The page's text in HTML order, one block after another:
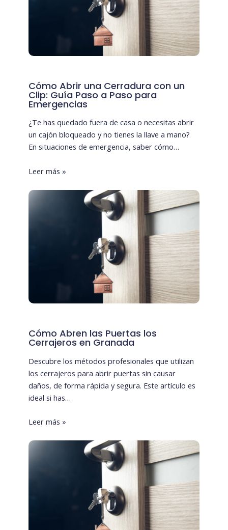
Cómo Abrir una Cerradura con un
Clip: Guía Paso a Paso para
Emergencias
¿Te has quedado fuera de casa o necesitas abrir
un cajón bloqueado y no tienes la llave a mano?
En situaciones de emergencia, saber cómo…
Leer más »
Cómo Abren las Puertas los
Cerrajeros en Granada
Descubre los métodos profesionales que utilizan
los cerrajeros para abrir puertas sin causar
daños, de forma rápida y segura. Este artículo es
ideal si has…
Leer más »